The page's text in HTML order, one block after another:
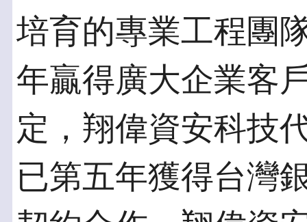
培育的專業工程團
年贏得廣大企業客
定，翔偉資安科技
已第五年獲得台灣